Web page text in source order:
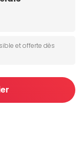
et offerte dès